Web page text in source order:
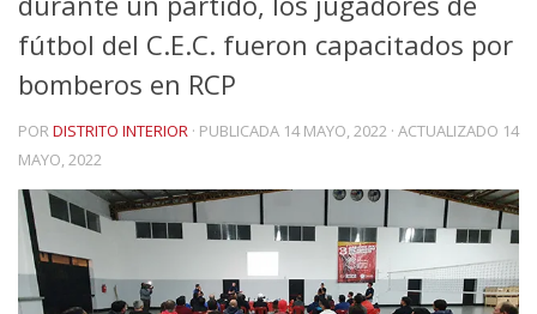
fútbol del C.E.C. fueron capacitados por
bomberos en RCP
PORDISTRITO INTERIOR · PUBLICADA 14 MAYO, 2022 · ACTUALIZADO 14
MAYO, 2022